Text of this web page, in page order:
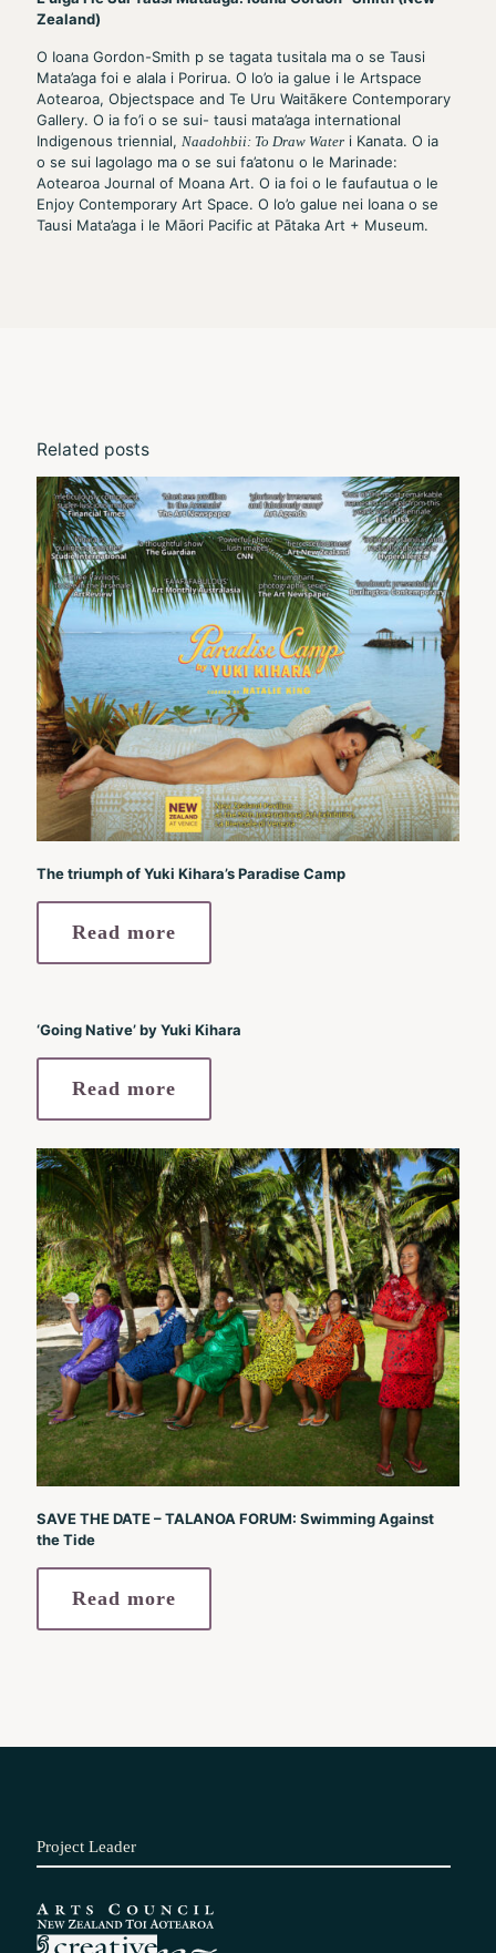
Zealand)
O Ioana Gordon-Smith p se tagata tusitala ma o se Tausi
Mata’aga foi e alala i Porirua. O lo’o ia galue i le Artspace
Aotearoa, Objectspace and Te Uru Waitākere Contemporary
Gallery. O ia fo’i o se sui- tausi mata’aga international
Indigenous triennial, Naadohbii: To Draw Water i Kanata. O ia
o se sui lagolago ma o se sui fa’atonu o le Marinade:
Aotearoa Journal of Moana Art. O ia foi o le faufautua o le
Enjoy Contemporary Art Space. O lo’o galue nei Ioana o se
Tausi Mata’aga i le Māori Pacific at Pātaka Art + Museum.
Related posts
The triumph of Yuki Kihara’s Paradise Camp
Read more
‘Going Native’ by Yuki Kihara
Read more
SAVE THE DATE – TALANOA FORUM: Swimming Against
the Tide
Read more
Project Leader